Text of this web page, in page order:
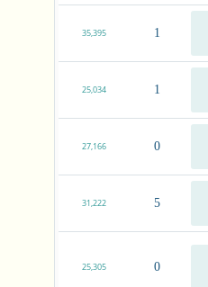
1
35,395
1
25,034
0
27,166
5
31,222
0
25,305